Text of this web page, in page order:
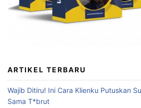
ARTIKEL TERBARU
Wajib Ditiru! Ini Cara Klienku Putuskan
Sama T*brut